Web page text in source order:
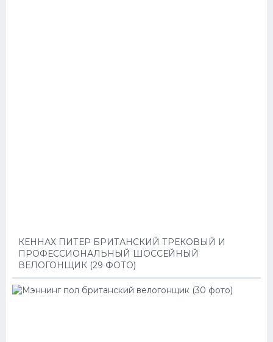
КЕННАХ ПИТЕР БРИТАНСКИЙ ТРЕКОВЫЙ И
ПРОФЕССИОНАЛЬНЫЙ ШОССЕЙНЫЙ
ВЕЛОГОНЩИК (29 ФОТО)